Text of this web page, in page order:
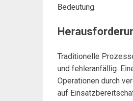
Bedeutung.
Traditionelle
und fehleranfällig.
Operationen durch
auf